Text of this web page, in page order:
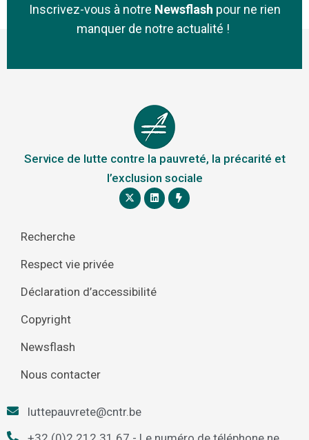
Inscrivez-vous à notre Newsflash pour ne rien
manquer de notre actualité !
Service de lutte contre la pauvreté, la précarité et
l’exclusion sociale
Recherche
Respect vie privée
Déclaration d’accessibilité
Copyright
Newsflash
Nous contacter
luttepauvrete@cntr.be